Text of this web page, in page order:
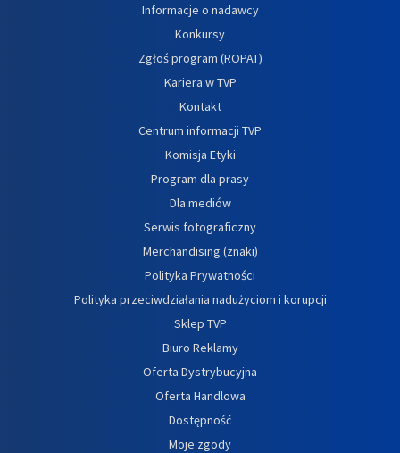
Informacje o nadawcy
Konkursy
Zgłoś program (ROPAT)
Kariera w TVP
Kontakt
Centrum informacji TVP
Komisja Etyki
Program dla prasy
Dla mediów
Serwis fotograficzny
Merchandising (znaki)
Polityka Prywatności
Polityka przeciwdziałania nadużyciom i korupcji
Sklep TVP
Biuro Reklamy
Oferta Dystrybucyjna
Oferta Handlowa
Dostępność
Moje zgody